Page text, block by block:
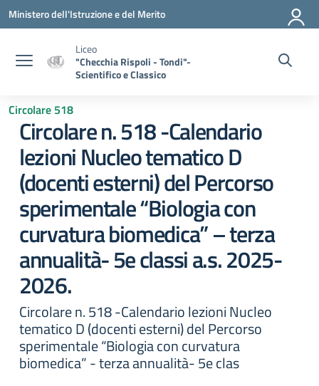
Vai ai contenuti
Vai al menu di navigazione
Vai al footer
Ministero dell'Istruzione e del Merito
Liceo
"Checchia Rispoli - Tondi"-
Scientifico e Classico
Circolare 518
Circolare n. 518 -Calendario
lezioni Nucleo tematico D
(docenti esterni) del Percorso
sperimentale “Biologia con
curvatura biomedica” – terza
annualità- 5e classi a.s. 2025-
2026.
Circolare n. 518 -Calendario lezioni Nucleo
tematico D (docenti esterni) del Percorso
sperimentale “Biologia con curvatura
biomedica” - terza annualità- 5e clas